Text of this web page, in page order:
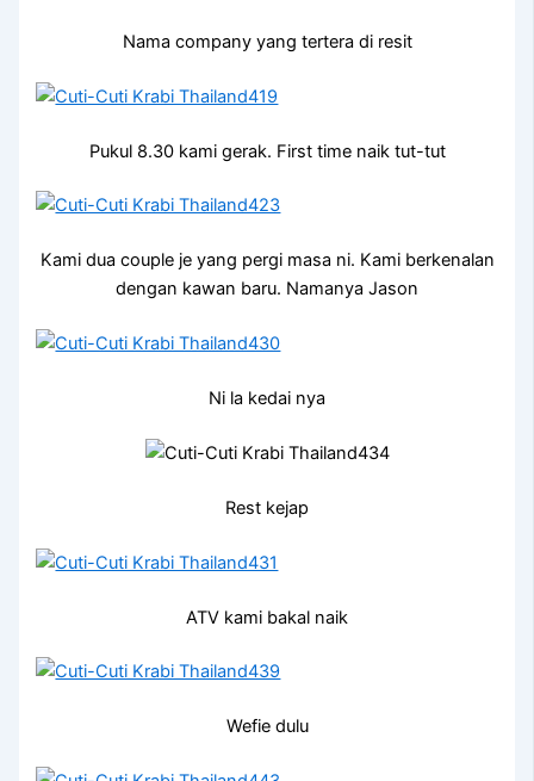
Nama company yang tertera di resit
Pukul 8.30 kami gerak. First time naik tut-tut
Kami dua couple je yang pergi masa ni. Kami berkenalan
dengan kawan baru. Namanya Jason
Ni la kedai nya
Rest kejap
ATV kami bakal naik
Wefie dulu